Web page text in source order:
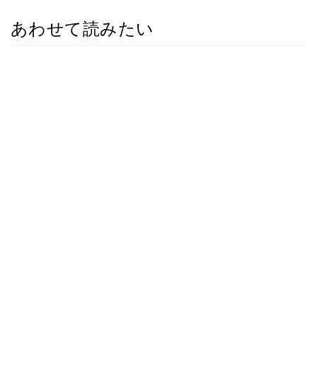
あわせて読みたい